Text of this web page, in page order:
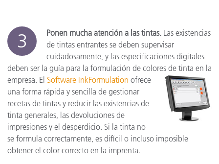
3 Ponen mucha atención a las tintas. Las existencias
de tintas entrantes se deben supervisar
cuidadosamente, y las especificaciones digitales
deben ser la guía para la formulación de colores de tinta en la
empresa. El Software InkFormulation ofrece
una forma rápida y sencilla de gestionar
recetas de tintas y reducir las existencias de
tinta generales, las devoluciones de
impresiones y el desperdicio. Si la tinta no
se formula correctamente, es difícil o incluso imposible
obtener el color correcto en la imprenta.